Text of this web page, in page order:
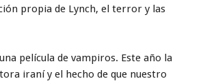
propia de Lynch, el terror y las
película de vampiros. Este año la
iraní y el hecho de que nuestro